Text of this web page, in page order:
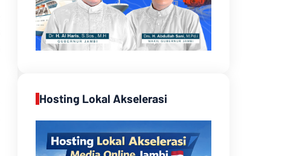
Hosting Lokal Akselerasi